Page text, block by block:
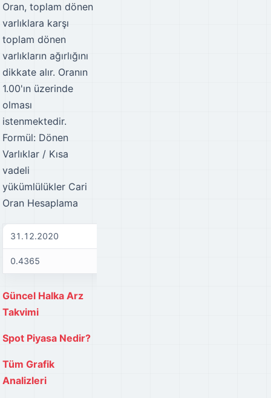
Oran, toplam dönen
varlıklara karşı
toplam dönen
varlıkların ağırlığını
dikkate alır. Oranın
1.00'ın üzerinde
olması
istenmektedir.
Formül: Dönen
Varlıklar / Kısa
vadeli
yükümlülükler Cari
Oran Hesaplama
31.12.2020
0.4365
Güncel Halka Arz
Takvimi
Spot Piyasa Nedir?
Tüm Grafik
Analizleri